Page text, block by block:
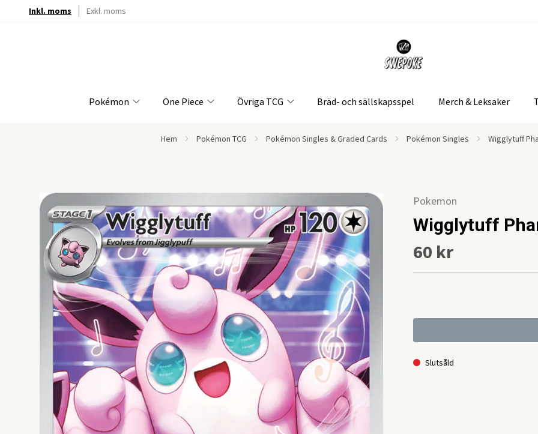
Inkl. moms Exkl. moms
Pokémon One Piece Övriga TCG Bräd- och sällskapsspel Merch & Leksaker
Hem Pokémon TCG Pokémon Singles & Graded Cards Pokémon Singles Wigglytuff
Pokemon
Wigglytuff
60 kr
Slutsåld